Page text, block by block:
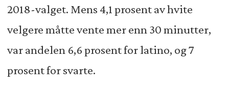
2018-valget. Mens 4,1 prosent av hvite
velgere måtte vente mer enn 30 minutter,
var andelen 6,6 prosent for latino, og 7
prosent for svarte.